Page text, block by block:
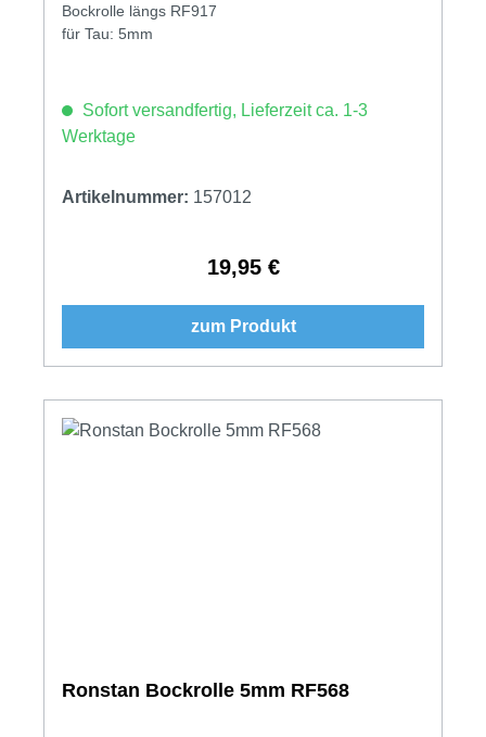
Bockrolle längs RF917
für Tau: 5mm
Sofort versandfertig, Lieferzeit ca. 1-3
Werktage
Artikelnummer: 157012
Regulärer Preis:
19,95 €
zum Produkt
Ronstan Bockrolle 5mm RF568